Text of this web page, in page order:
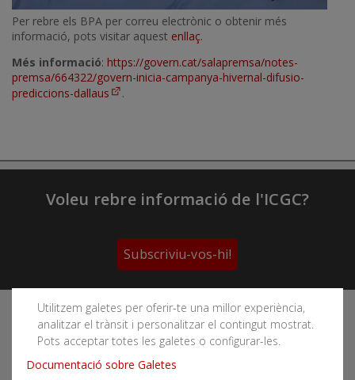
Per rebre els BPA per correu electrònic o obtenir més
informació, pots visitar aquest enllaç.
Més informació: https://govern.cat/salapremsa/notes-
premsa/664322/govern-inicia-campanya-hivernal-difusio-
prediccions-dallaus
.
Utilitzem galetes per oferir-te una millor experiència,
analitzar el trànsit i personalitzar el contingut mostrat.
Pots acceptar totes les galetes o configurar-les.
Documentació sobre Galetes
Voleu rebre informació de l'ICGC?
Subscriviu-vos-hi!
Segueix les xarxes socials de l'Institut Cartogràfic i
Geològic de Catalunya